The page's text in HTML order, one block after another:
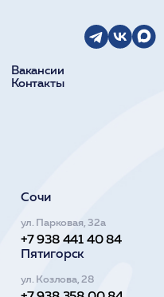
Вакансии
Контакты
Сочи
ул. Парковая, 32а
+7 938 441 40 84
Пятигорск
ул. Козлова, 28